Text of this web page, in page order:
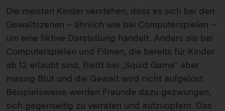
Die meisten Kinder verstehen, dass es sich bei den
Gewaltszenen – ähnlich wie bei Computerspielen –
um eine fiktive Darstellung handelt. Anders als bei
Computerspielen und Filmen, die bereits für Kinder
ab 12 erlaubt sind, fließt bei „Squid Game“ aber
massig Blut und die Gewalt wird nicht aufgelöst.
Beispielsweise werden Freunde dazu gezwungen,
sich gegenseitig zu verraten und aufzuopfern. Das